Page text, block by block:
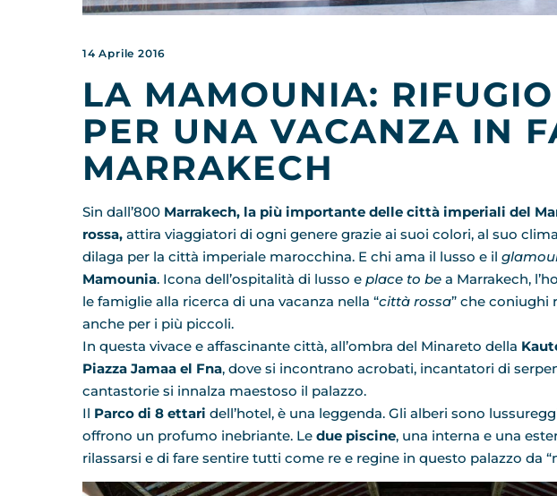
14 Aprile 2016
LA MAMOUNIA:
PER UNA VACANZA IN
MARRAKECH
Sin dall’800 Marrakech, la più importante delle città imperiali del
rossa, attira viaggiatori di ogni genere grazie ai suoi colori, al suo
dilaga per la città imperiale marocchina. E chi ama il lusso e il
Mamounia. Icona dell’ospitalità di lusso e place to be a Marrakech,
le famiglie alla ricerca di una vacanza nella “città rossa” che coniughi
anche per i più piccoli.
In questa vivace e affascinante città, all’ombra del Minareto della
Piazza Jamaa el Fna, dove si incontrano acrobati, incantatori di
cantastorie si innalza maestoso il palazzo.
Il Parco di 8 ettari dell’hotel, è una leggenda. Gli alberi sono
offrono un profumo inebriante. Le due piscine, una interna e una
rilassarsi e di fare sentire tutti come re e regine in questo palazzo da